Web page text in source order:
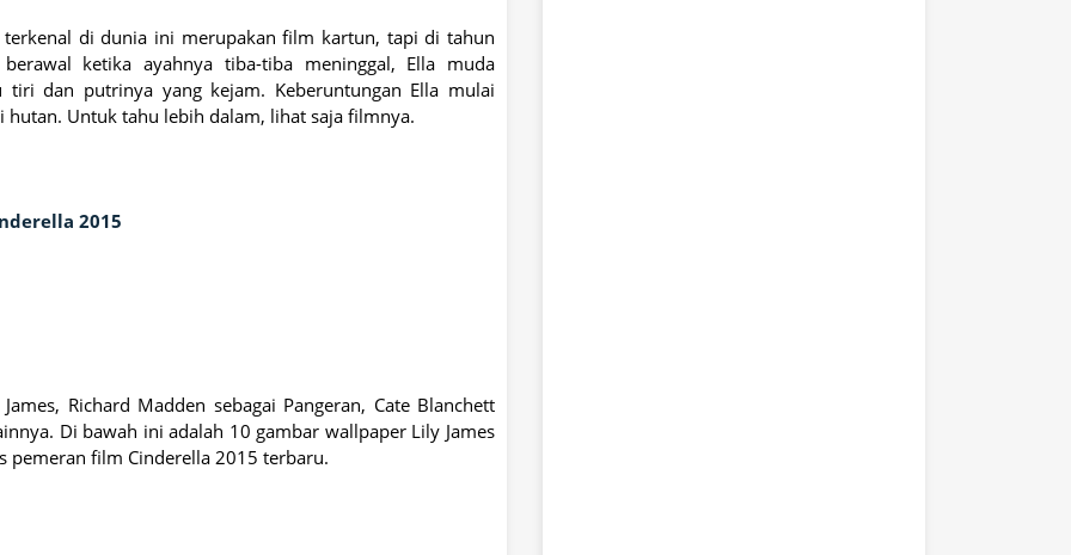
di dunia ini merupakan film kartun, tapi di tahun
ketika ayahnya tiba-tiba meninggal, Ella muda
dan putrinya yang kejam. Keberuntungan Ella mulai
Untuk tahu lebih dalam, lihat saja filmnya.
2015
Richard Madden sebagai Pangeran, Cate Blanchett
Di bawah ini adalah 10 gambar wallpaper Lily James
pemeran film Cinderella 2015 terbaru.